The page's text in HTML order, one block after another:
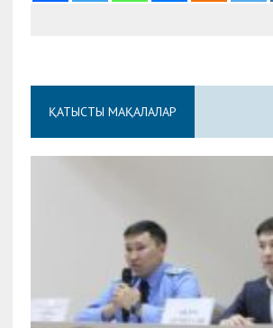
ҚАТЫСТЫ МАҚАЛАЛАР